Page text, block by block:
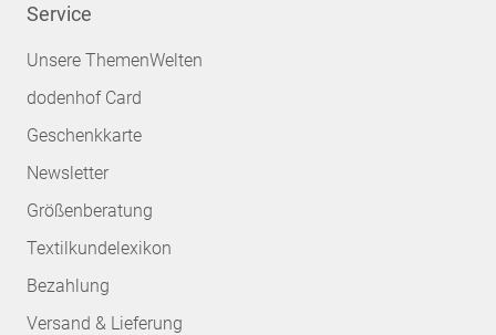
Service
Unsere ThemenWelten
dodenhof Card
Geschenkkarte
Newsletter
Größenberatung
Textilkundelexikon
Bezahlung
Versand & Lieferung